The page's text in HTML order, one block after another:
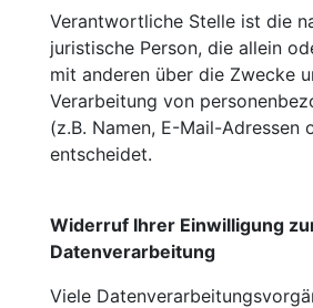
Verantwortliche Stelle ist die
juristische Person, die allein
mit anderen über die Zwecke
Verarbeitung von
(z.B. Namen, E-Mail-Adressen
entscheidet.
Widerruf Ihrer Einwilligung
Datenverarbeitung
Viele